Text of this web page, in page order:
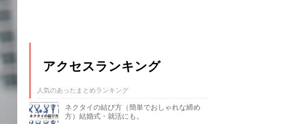
アクセスランキング
人気のあったまとめランキング
ネクタイの結び方（簡単でおしゃれな締め
方）結婚式・就活にも。